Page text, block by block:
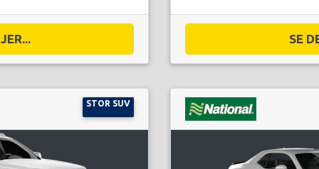
SE
STOR SUV